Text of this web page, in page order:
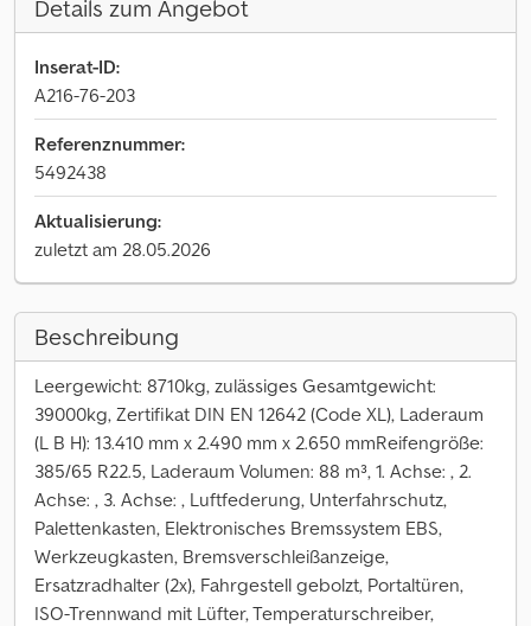
Details zum Angebot
Inserat-ID:
A216-76-203
Referenznummer:
5492438
Aktualisierung:
zuletzt am 28.05.2026
Beschreibung
Leergewicht: 8710kg, zulässiges Gesamtgewicht:
39000kg, Zertifikat DIN EN 12642 (Code XL), Laderaum
(L B H): 13.410 mm x 2.490 mm x 2.650 mmReifengröße:
385/65 R22.5, Laderaum Volumen: 88 m³, 1. Achse: , 2.
Achse: , 3. Achse: , Luftfederung, Unterfahrschutz,
Palettenkasten, Elektronisches Bremssystem EBS,
Werkzeugkasten, Bremsverschleißanzeige,
Ersatzradhalter (2x), Fahrgestell gebolzt, Portaltüren,
ISO-Trennwand mit Lüfter, Temperaturschreiber,